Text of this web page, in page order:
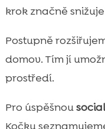
krok značně
Postupně
domov. Tím jí
prostředí.
Pro úspěšnou
Kočku